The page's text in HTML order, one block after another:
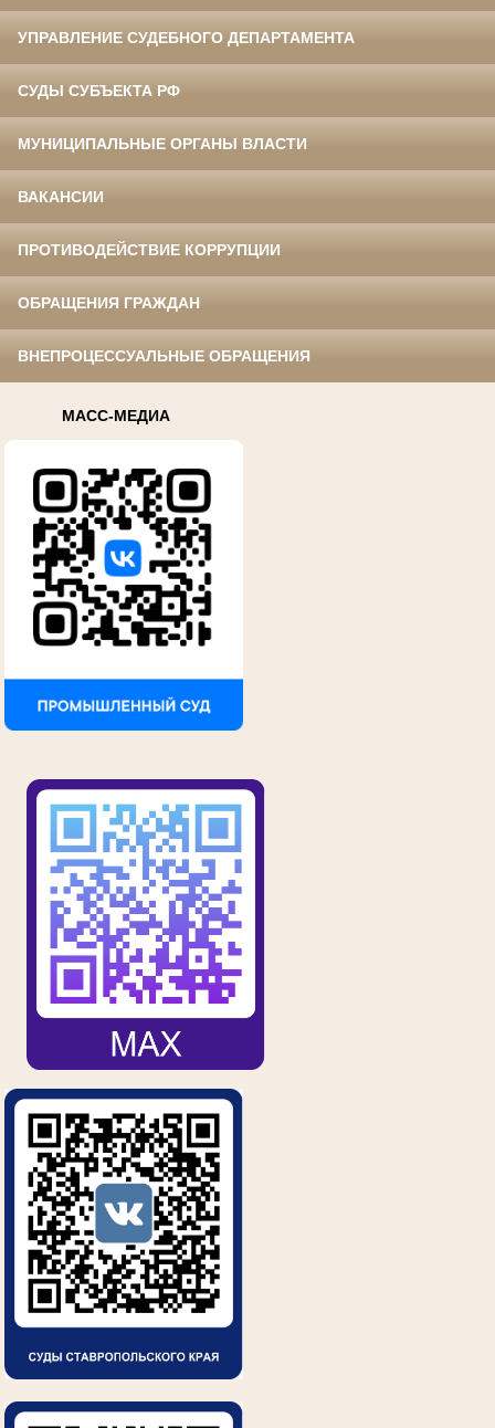
УПРАВЛЕНИЕ СУДЕБНОГО ДЕПАРТАМЕНТА
СУДЫ СУБЪЕКТА РФ
МУНИЦИПАЛЬНЫЕ ОРГАНЫ ВЛАСТИ
ВАКАНСИИ
ПРОТИВОДЕЙСТВИЕ КОРРУПЦИИ
ОБРАЩЕНИЯ ГРАЖДАН
ВНЕПРОЦЕССУАЛЬНЫЕ ОБРАЩЕНИЯ
МАСС-МЕДИА